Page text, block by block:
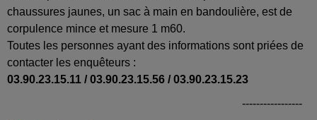
chaussures jaunes, un sac à main en bandoulière, est de
corpulence mince et mesure 1 m60.
Toutes les personnes ayant des informations sont priées de
contacter les enquêteurs :
03.90.23.15.11 / 03.90.23.15.56 / 03.90.23.15.23
-----------------